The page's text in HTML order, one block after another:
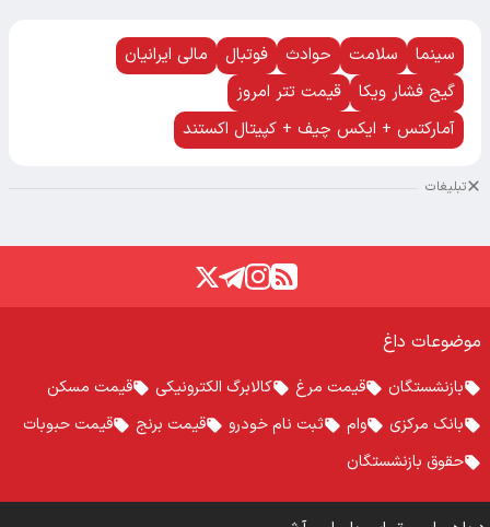
سینما سلامت حوادث فوتبال
مالی ایرانیان
گیج فشار ویکا
قیمت تتر امروز
آمارکتس + ایکس چیف + کپیتال اکستند
تبلیغات
موضوعات داغ
بازنشستگان قیمت مرغ کالابرگ الکترونیکی
قیمت مسکن
بانک مرکزی
وام ثبت نام خودرو قیمت برنج
قیمت حبوبات
حقوق بازنشستگان